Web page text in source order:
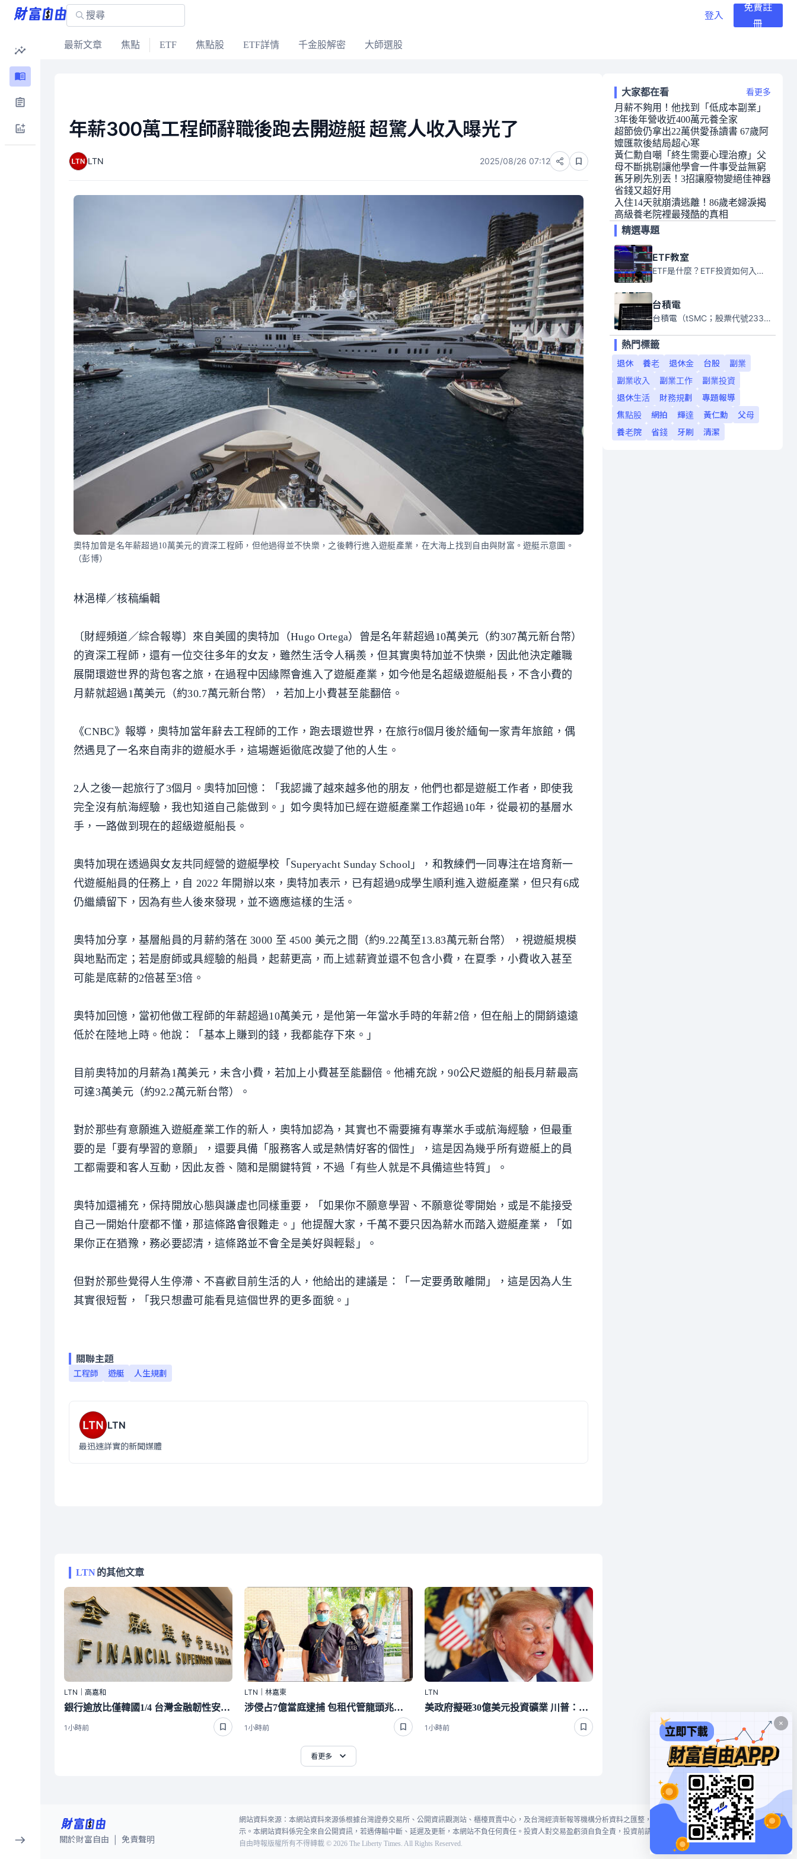
登入
免費註
冊
最新文章 焦點 ETF 焦點股 ETF詳情 千金股解密 大師選股
年薪300萬工程師辭職後跑去開遊艇 超驚人收入曝光了
LTN 2025/08/26 07:12
奧特加曾是名年薪超過10萬美元的資深工程師，但他過得並不快樂，之後轉行進入遊艇產業，在大海上找到自由與財富。遊艇示意圖。
（彭博）
林浥樺／核稿編輯
〔財經頻道／綜合報導〕來自美國的奧特加（Hugo Ortega）曾是名年薪超過10萬美元（約307萬元新台幣）
的資深工程師，還有一位交往多年的女友，雖然生活令人稱羨，但其實奧特加並不快樂，因此他決定離職
展開環遊世界的背包客之旅，在過程中因緣際會進入了遊艇產業，如今他是名超級遊艇船長，不含小費的
月薪就超過1萬美元（約30.7萬元新台幣），若加上小費甚至能翻倍。
《CNBC》報導，奧特加當年辭去工程師的工作，跑去環遊世界，在旅行8個月後於緬甸一家青年旅館，偶
然遇見了一名來自南非的遊艇水手，這場邂逅徹底改變了他的人生。
2人之後一起旅行了3個月。奧特加回憶：「我認識了越來越多他的朋友，他們也都是遊艇工作者，即使我
完全沒有航海經驗，我也知道自己能做到。」如今奧特加已經在遊艇產業工作超過10年，從最初的基層水
手，一路做到現在的超級遊艇船長。
奧特加現在透過與女友共同經營的遊艇學校「Superyacht Sunday School」，和教練們一同專注在培育新一
代遊艇船員的任務上，自 2022 年開辦以來，奧特加表示，已有超過9成學生順利進入遊艇產業，但只有6成
仍繼續留下，因為有些人後來發現，並不適應這樣的生活。
奧特加分享，基層船員的月薪約落在 3000 至 4500 美元之間（約9.22萬至13.83萬元新台幣），視遊艇規模
與地點而定；若是廚師或具經驗的船員，起薪更高，而上述薪資並還不包含小費，在夏季，小費收入甚至
可能是底薪的2倍甚至3倍。
奧特加回憶，當初他做工程師的年薪超過10萬美元，是他第一年當水手時的年薪2倍，但在船上的開銷遠遠
低於在陸地上時。他說：「基本上賺到的錢，我都能存下來。」
目前奧特加的月薪為1萬美元，未含小費，若加上小費甚至能翻倍。他補充說，90公尺遊艇的船長月薪最高
可達3萬美元（約92.2萬元新台幣）。
對於那些有意願進入遊艇產業工作的新人，奧特加認為，其實也不需要擁有專業水手或航海經驗，但最重
要的是「要有學習的意願」，還要具備「服務客人或是熱情好客的個性」，這是因為幾乎所有遊艇上的員
工都需要和客人互動，因此友善、隨和是關鍵特質，不過「有些人就是不具備這些特質」。
奧特加還補充，保持開放心態與謙虛也同樣重要，「如果你不願意學習、不願意從零開始，或是不能接受
自己一開始什麼都不懂，那這條路會很難走。」他提醒大家，千萬不要只因為薪水而踏入遊艇產業，「如
果你正在猶豫，務必要認清，這條路並不會全是美好與輕鬆」。
但對於那些覺得人生停滯、不喜歡目前生活的人，他給出的建議是：「一定要勇敢離開」，這是因為人生
其實很短暫，「我只想盡可能看見這個世界的更多面貌。」
關聯主題
工程師 遊艇 人生規劃
LTN
最迅速詳實的新聞媒體
LTN的其他文章
LTN｜高嘉和
銀行逾放比僅韓國1/4 台灣金融韌性安啦！
1小時前
LTN｜林嘉東
涉侵占7億當庭逮捕 包租代管龍頭兆基前董座李建成羈押禁見
1小時前
LTN
美政府擬砸30億美元投資礦業 川普：美國應成為礦產大國
1小時前
看更多
大家都在看 看更多
月薪不夠用！他找到「低成本副業」
3年後年營收近400萬元養全家
超節儉仍拿出22萬供愛孫讀書 67歲阿
嬤匯款後結局超心寒
黃仁勳自嘲「終生需要心理治療」父
母不斷挑剔讓他學會一件事受益無窮
舊牙刷先別丟！3招讓廢物變絕佳神器
省錢又超好用
入住14天就崩潰逃離！86歲老婦淚揭
高級養老院裡最殘酷的真相
精選專題
ETF教室
ETF是什麼？ETF投資如何入門？本系列專題文章將會告訴你新手必須知道的ETF基礎知識。
台積電
台積電（tSMC；股票代號2330）是全球領先的半導體代工公司，成立於1987年，總部位於台灣新竹。且已於美國、日本、德國及中國設廠，台積電是全球首家專業積體電路製造服務公司，也是全球最先進和最大規模的半導體代工廠。
熱門標籤
退休
養老 退休金 台股
副業
副業收入
副業工作
副業投資
退休生活
財務規劃
專題報導
焦點股
網拍 輝達 黃仁勳
父母
養老院
省錢 牙刷 清潔
關於財富自由 免責聲明
網站資料來源：本網站資料來源係根據台灣證券交易所、公開資訊觀測站、櫃檯買賣中心，及台灣經濟新報等機構分析資料之匯整，本網站對投資人買賣不作任何建議或暗
示。本網站資料係完全來自公開資訊，若遇傳輸中斷、延遲及更新，本網站不負任何責任。投資人對交易盈虧須自負全責，投資前請謹慎評估風險。
自由時報版權所有不得轉載 © 2026 The Liberty Times. All Rights Reserved.